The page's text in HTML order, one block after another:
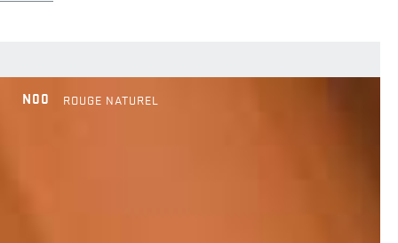
N00 ROUGE NATUREL